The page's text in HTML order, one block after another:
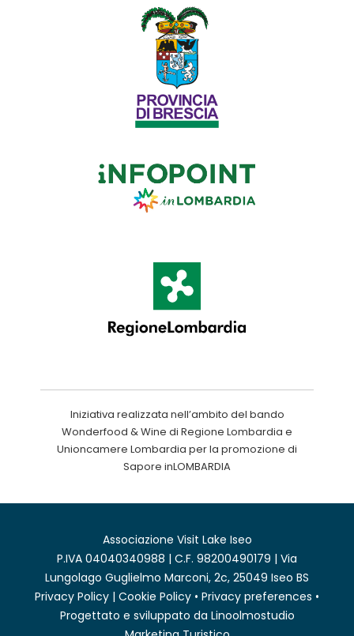
Iniziativa realizzata nell’ambito del bando
Wonderfood & Wine di Regione Lombardia e
Unioncamere Lombardia per la promozione di
Sapore inLOMBARDIA
Associazione Visit Lake Iseo
P.IVA 04040340988 | C.F. 98200490179 | Via
Lungolago Guglielmo Marconi, 2c, 25049 Iseo BS
Privacy Policy | Cookie Policy • Privacy preferences •
Progettato e sviluppato da Linoolmostudio